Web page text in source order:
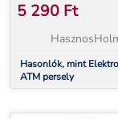
5 290 Ft
Hasonlók, mint
ATM persely